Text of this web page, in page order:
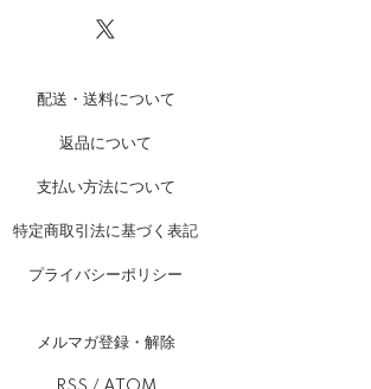
配送・送料について
返品について
支払い方法について
特定商取引法に基づく表記
プライバシーポリシー
メルマガ登録・解除